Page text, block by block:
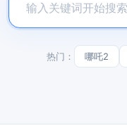
热门： 哪吒2